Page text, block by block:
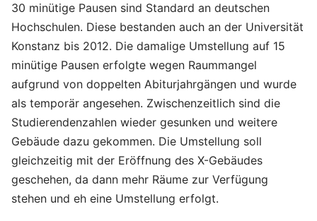
30 minütige Pausen sind Standard an deutschen
Hochschulen. Diese bestanden auch an der Universität
Konstanz bis 2012. Die damalige Umstellung auf 15
minütige Pausen erfolgte wegen Raummangel
aufgrund von doppelten Abiturjahrgängen und wurde
als temporär angesehen. Zwischenzeitlich sind die
Studierendenzahlen wieder gesunken und weitere
Gebäude dazu gekommen. Die Umstellung soll
gleichzeitig mit der Eröffnung des X-Gebäudes
geschehen, da dann mehr Räume zur Verfügung
stehen und eh eine Umstellung erfolgt.